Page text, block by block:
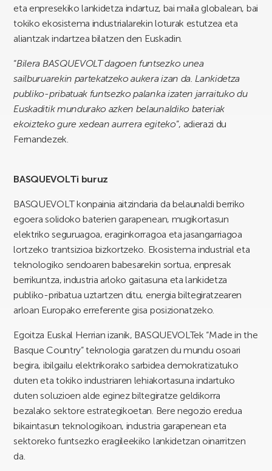
eta enpresekiko lankidetza indartuz, bai maila globalean, bai
tokiko ekosistema industrialarekin loturak estutzea eta
aliantzak indartzea bilatzen den Euskadin.
“Bilera BASQUEVOLT dagoen funtsezko unea
sailburuarekin partekatzeko aukera izan da. Lankidetza
publiko-pribatuak funtsezko palanka izaten jarraituko du
Euskaditik mundurako azken belaunaldiko bateriak
ekoizteko gure xedean aurrera egiteko”, adierazi du
Fernandezek.
BASQUEVOLTi buruz
BASQUEVOLT konpainia aitzindaria da belaunaldi berriko
egoera solidoko baterien garapenean, mugikortasun
elektriko seguruagoa, eraginkorragoa eta jasangarriagoa
lortzeko trantsizioa bizkortzeko. Ekosistema industrial eta
teknologiko sendoaren babesarekin sortua, enpresak
berrikuntza, industria arloko gaitasuna eta lankidetza
publiko-pribatua uztartzen ditu, energia biltegiratzearen
arloan Europako erreferente gisa posizionatzeko.
Egoitza Euskal Herrian izanik, BASQUEVOLTek “Made in the
Basque Country” teknologia garatzen du mundu osoari
begira, ibilgailu elektrikorako sarbidea demokratizatuko
duten eta tokiko industriaren lehiakortasuna indartuko
duten soluzioen alde eginez biltegiratze geldikorra
bezalako sektore estrategikoetan. Bere negozio eredua
bikaintasun teknologikoan, industria garapenean eta
sektoreko funtsezko eragileekiko lankidetzan oinarritzen
da.